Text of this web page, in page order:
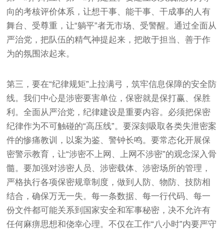
向的考核评价体系，让想干事、能干事、干成事的人有
舞台、受尊重，让“躺平”者无市场、受警醒。通过全面从
严治党，把队伍的精气神提起来，把敢于担当、善于作
为的氛围浓起来。
第三，要在“纪律规矩”上拉满弓，筑牢信息保障的安全防
线。我们中心是涉密要害单位，保密就是保打赢、保胜
利。全面从严治党，纪律建设是重要内容。必须把保密
纪律作为不可触碰的“高压线”。要深刻吸取各类失泄密案
件的惨痛教训，以案为鉴、警钟长鸣。要常态化开展保
密警示教育，让“涉密不上网、上网不涉密”的观念深入骨
髓。要加强对涉密人员、涉密载体、涉密场所的管理，
严格执行各项保密规章制度，做到人防、物防、技防相
结合，确保万无一失。每一条数据、每一行代码、每一
份文件都可能关系到国家安全和军事秘密，决不允许有
任何麻痹思想和侥幸心理。不仅在工作“八小时”内要严守